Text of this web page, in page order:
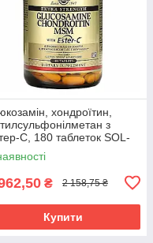
хондроїтин,
з
C, 180 таблеток SOL-
₴ 2 158,75 ₴
Купити